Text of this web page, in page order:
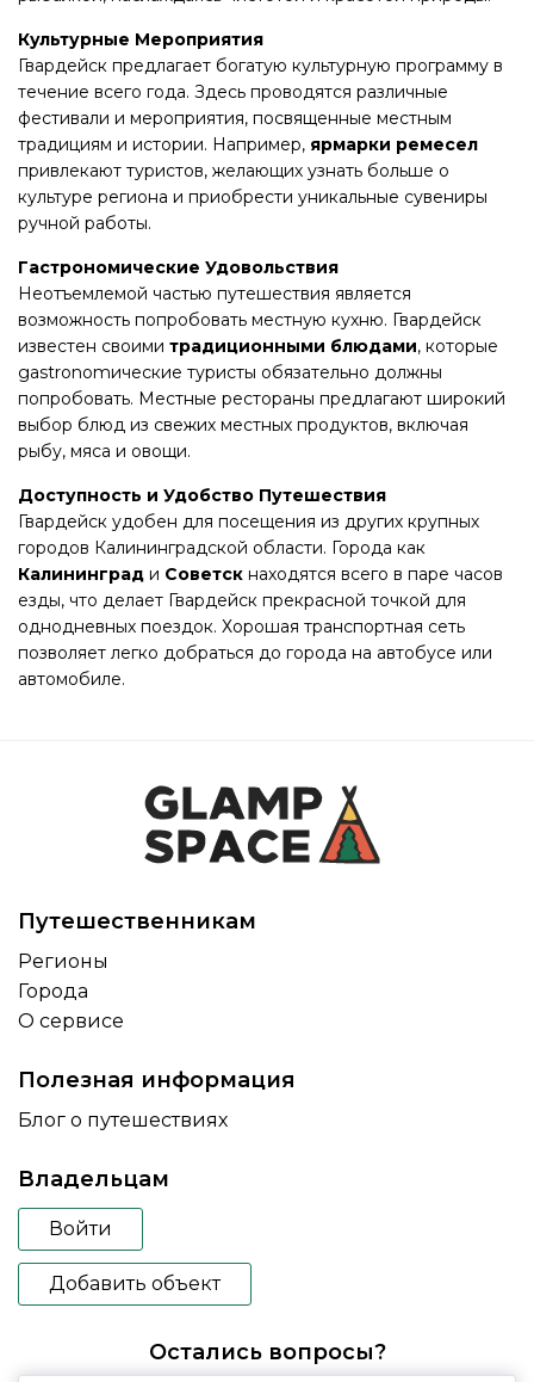
Культурные Мероприятия
Гвардейск предлагает богатую культурную программу в
течение всего года. Здесь проводятся различные
фестивали и мероприятия, посвященные местным
традициям и истории. Например, ярмарки ремесел
привлекают туристов, желающих узнать больше о
культуре региона и приобрести уникальные сувениры
ручной работы.
Гастрономические Удовольствия
Неотъемлемой частью путешествия является
возможность попробовать местную кухню. Гвардейск
известен своими традиционными блюдами, которые
gastronomические туристы обязательно должны
попробовать. Местные рестораны предлагают широкий
выбор блюд из свежих местных продуктов, включая
рыбу, мяса и овощи.
Доступность и Удобство Путешествия
Гвардейск удобен для посещения из других крупных
городов Калининградской области. Города как
Калининград и Советск находятся всего в паре часов
езды, что делает Гвардейск прекрасной точкой для
однодневных поездок. Хорошая транспортная сеть
позволяет легко добраться до города на автобусе или
автомобиле.
Путешественникам
Регионы
Города
О сервисе
Полезная информация
Блог о путешествиях
Владельцам
Войти
Добавить объект
Остались вопросы?